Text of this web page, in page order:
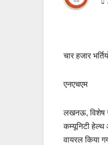
चार हजार
एनएचएम
लखनऊ, विशेष
कम्यूनिटी हेल्थ
वायरल किया